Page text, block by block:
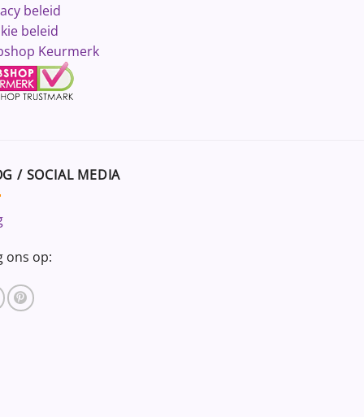
beleid
beleid
Keurmerk
/ SOCIAL MEDIA
ons op: